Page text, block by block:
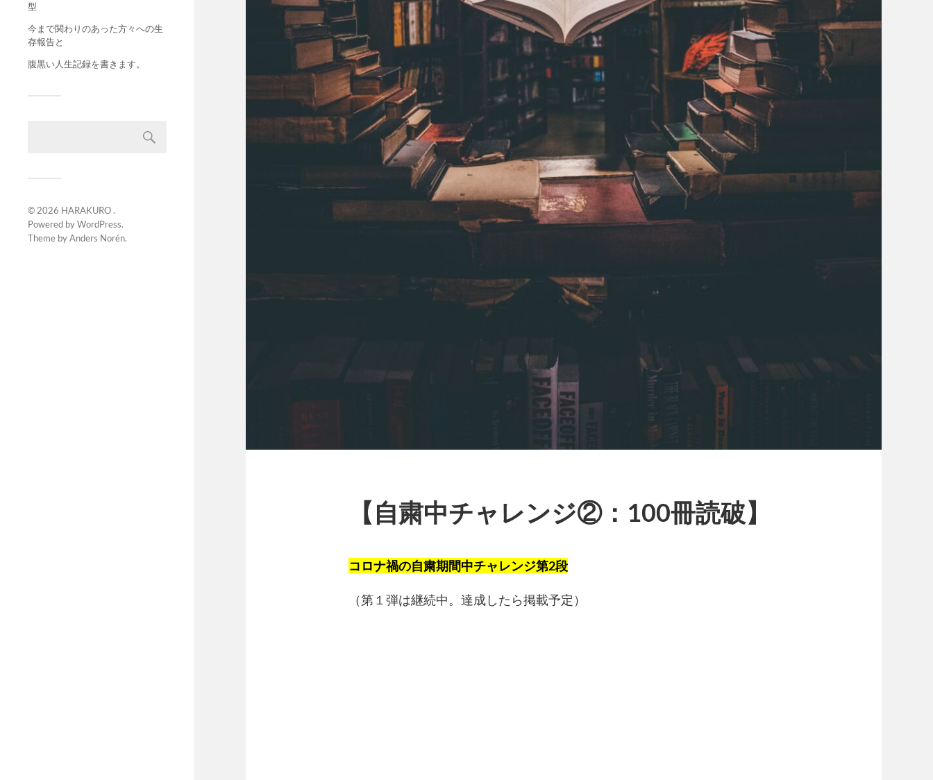
型
今まで関わりのあった方々への生
存報告と
腹黒い人生記録を書きます。
© 2026 HARAKURO.
Powered byWordPress.
Theme byAnders Norén.
【自粛中チャレンジ②：100冊読破】
コロナ禍の自粛期間中チャレンジ第2段
（第１弾は継続中。達成したら掲載予定）